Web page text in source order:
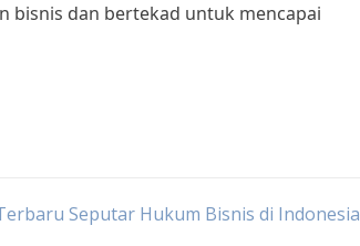
bisnis dan bertekad untuk mencapai
Seputar Hukum Bisnis di Indonesia